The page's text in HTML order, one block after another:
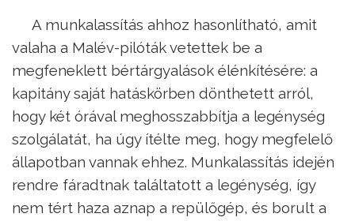
A munkalassítás ahhoz hasonlítható, amit
valaha a Malév-pilóták vetettek be a
megfeneklett bértárgyalások élénkítésére: a
kapitány saját hatáskörben dönthetett arról,
hogy két órával meghosszabbítja a legénység
szolgálatát, ha úgy ítélte meg, hogy megfelelő
állapotban vannak ehhez. Munkalassítás idején
rendre fáradtnak találtatott a legénység, így
nem tért haza aznap a repülőgép, és borult a